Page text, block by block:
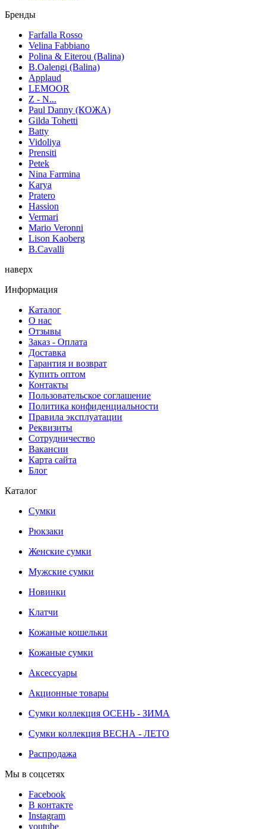
Бренды
Farfalla Rosso
Velina Fabbiano
Polina & Eiterou (Balina)
B.Oalengi (Balina)
Applaud
LEMOOR
Z - N...
Paul Danny (КОЖА)
Gilda Tohetti
Batty
Vidoliya
Prensiti
Petek
Nina Farmina
Karya
Pratero
Hassion
Vermari
Mario Veronni
Lison Kaoberg
B.Cavalli
наверх
Информация
Каталог
О нас
Отзывы
Заказ - Оплата
Доставка
Гарантия и возврат
Купить оптом
Контакты
Пользовательское соглашение
Политика конфиденциальности
Правила эксплуатации
Реквизиты
Сотрудничество
Вакансии
Карта сайта
Блог
Каталог
Сумки
Рюкзаки
Женские сумки
Мужские сумки
Новинки
Клатчи
Кожаные кошельки
Кожаные сумки
Аксессуары
Акционные товары
Сумки коллекция ОСЕНЬ - ЗИМА
Сумки коллекция ВЕСНА - ЛЕТО
Распродажа
Мы в соцсетях
Facebook
В контакте
Instagram
youtube